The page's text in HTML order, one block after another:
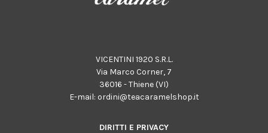
VICENTINI 1920 S.R.L.
Via Marco Corner, 7
36016 - Thiene (VI)
E-mail: ordini@teacaramelshop.it
DIRITTI E PRIVACY